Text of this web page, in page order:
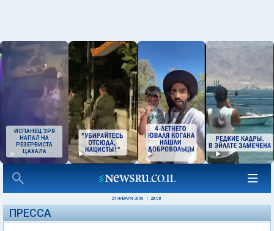
ИСПАНЕЦ ЗРЯ
НАПАЛ НА
РЕЗЕРВИСТА
ЦАХАЛА
29 ЯНВАРЯ 2008 20:00
ПРЕССА